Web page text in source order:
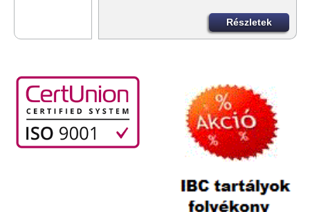
Részletek